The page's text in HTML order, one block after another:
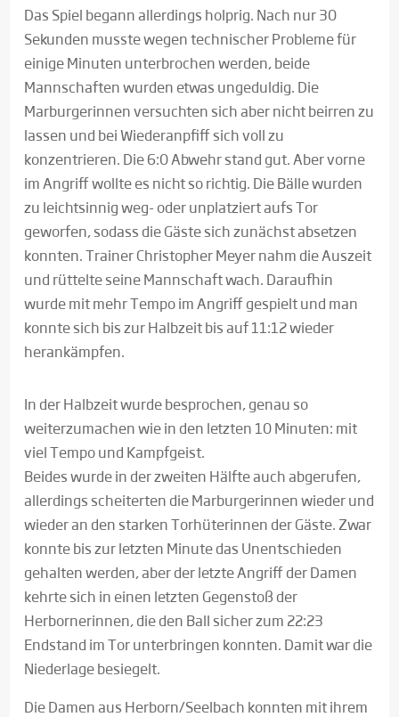
Das Spiel begann allerdings holprig. Nach nur 30
Sekunden musste wegen technischer Probleme für
einige Minuten unterbrochen werden, beide
Mannschaften wurden etwas ungeduldig. Die
Marburgerinnen versuchten sich aber nicht beirren zu
lassen und bei Wiederanpfiff sich voll zu
konzentrieren. Die 6:0 Abwehr stand gut. Aber vorne
im Angriff wollte es nicht so richtig. Die Bälle wurden
zu leichtsinnig weg- oder unplatziert aufs Tor
geworfen, sodass die Gäste sich zunächst absetzen
konnten. Trainer Christopher Meyer nahm die Auszeit
und rüttelte seine Mannschaft wach. Daraufhin
wurde mit mehr Tempo im Angriff gespielt und man
konnte sich bis zur Halbzeit bis auf 11:12 wieder
herankämpfen.
In der Halbzeit wurde besprochen, genau so
weiterzumachen wie in den letzten 10 Minuten: mit
viel Tempo und Kampfgeist.
Beides wurde in der zweiten Hälfte auch abgerufen,
allerdings scheiterten die Marburgerinnen wieder und
wieder an den starken Torhüterinnen der Gäste. Zwar
konnte bis zur letzten Minute das Unentschieden
gehalten werden, aber der letzte Angriff der Damen
kehrte sich in einen letzten Gegenstoß der
Herbornerinnen, die den Ball sicher zum 22:23
Endstand im Tor unterbringen konnten. Damit war die
Niederlage besiegelt.
Die Damen aus Herborn/Seelbach konnten mit ihrem